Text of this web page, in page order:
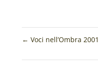
← Voci nell’Ombra 2001